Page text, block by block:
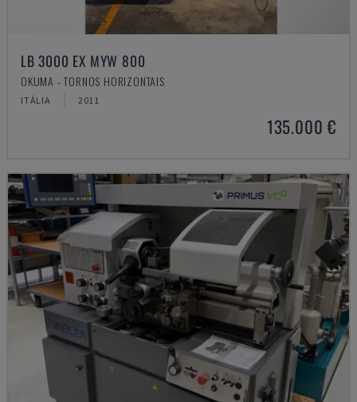
LB 3000 EX MYW 800
OKUMA - TORNOS HORIZONTAIS
ITÁLIA 2011
135.000 €